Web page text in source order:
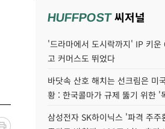
HUFFPOST씨저널
'드라마에서 도시락까지' IP 키
고 커머스도 뛰었다
바닷속 산호 해치는 선크림은 미
황 : 한국콜마가 규제 뚫기 위한 '
삼성전자 SK하이닉스 '파격 주